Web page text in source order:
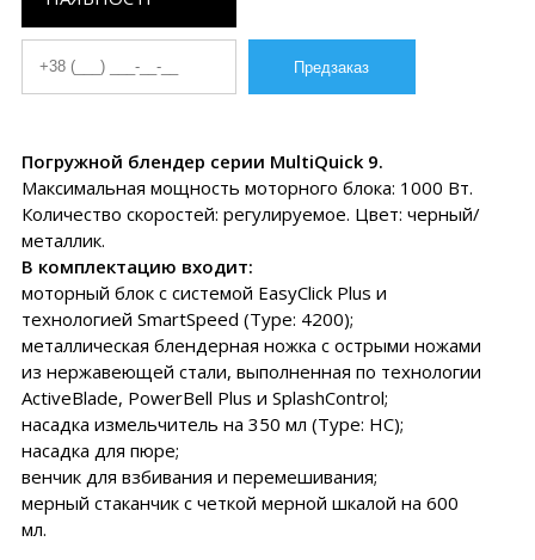
Погружной блендер серии MultiQuick 9.
Максимальная мощность моторного блока: 1000 Вт.
Количество скоростей: регулируемое. Цвет: черный/
металлик.
В комплектацию входит:
моторный блок с системой EasyClick Plus и
технологией SmartSpeed (Type: 4200);
металлическая блендерная ножка с острыми ножами
из нержавеющей стали, выполненная по технологии
ActiveBlade, PowerBell Plus и SplashControl;
насадка измельчитель на 350 мл (Type: НС);
насадка для пюре;
венчик для взбивания и перемешивания;
мерный стаканчик с четкой мерной шкалой на 600
мл.